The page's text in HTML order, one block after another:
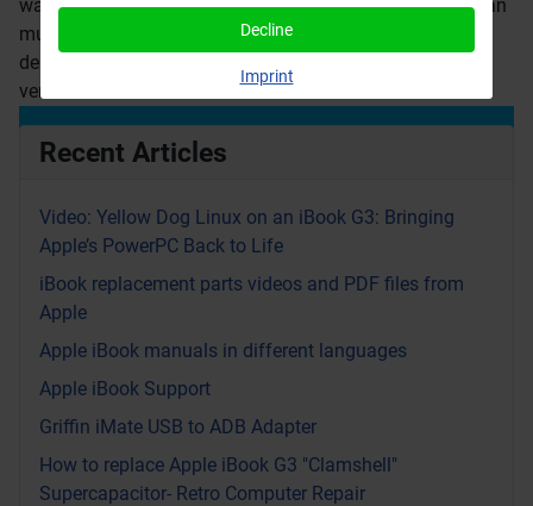
war für mich die Konfiguration einer DSL-Verbindung, man
musste dazu ein neues Gerät, eine xDSL Verbindung, in
dem Modul hinzufügen, das auch die Netzwerkkarten
verwaltet.
Recent Articles
Video: Yellow Dog Linux on an iBook G3: Bringing
Apple’s PowerPC Back to Life
iBook replacement parts videos and PDF files from
Apple
Apple iBook manuals in different languages
Apple iBook Support
Griffin iMate USB to ADB Adapter
How to replace Apple iBook G3 "Clamshell"
Supercapacitor- Retro Computer Repair
Decline
Imprint